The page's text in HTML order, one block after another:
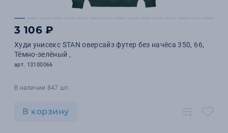
3 106 ₽
Худи унисекс STAN оверсайз футер без начёса 350, 66,
Тёмно-зелёный ,
арт. 13100066
В наличии 847 шт.
В корзину